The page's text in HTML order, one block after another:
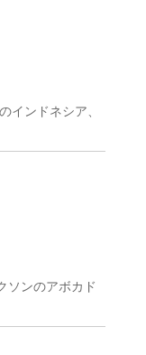
インドネシア、
ソンのアボカド